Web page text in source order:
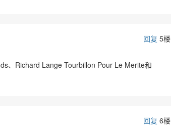
回复 5楼
、Richard Lange Tourbillon Pour Le Merite和
回复 6楼